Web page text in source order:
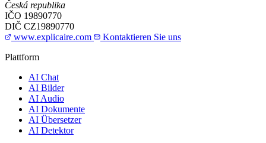
Česká republika
IČO 19890770
DIČ CZ19890770
www.explicaire.com
Kontaktieren Sie uns
Plattform
AI Chat
AI Bilder
AI Audio
AI Dokumente
AI Übersetzer
AI Detektor